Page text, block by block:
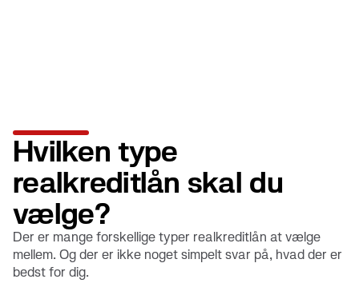
Hvilken type
realkreditlån skal du
vælge?
Der er mange forskellige typer realkreditlån at vælge
mellem. Og der er ikke noget simpelt svar på, hvad der er
bedst for dig.